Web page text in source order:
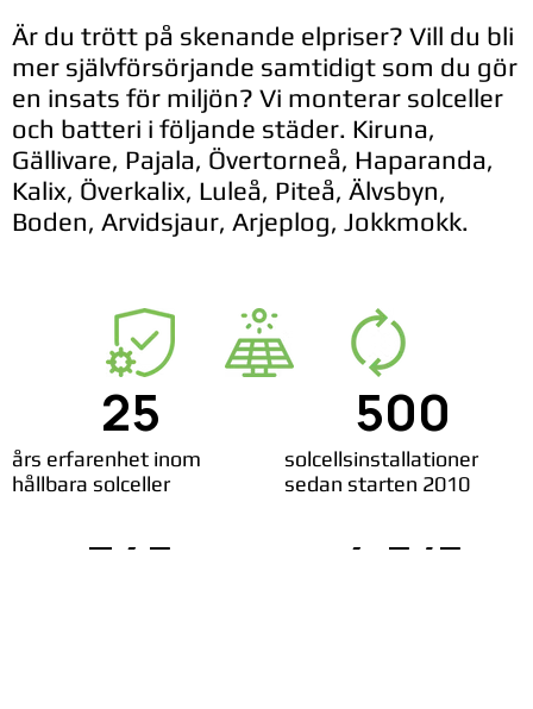
Är du trött på skenande elpriser? Vill du bli
mer självförsörjande samtidigt som du gör
en insats för miljön? Vi monterar solceller
och batteri i följande städer. Kiruna,
Gällivare, Pajala, Övertorneå, Haparanda,
Kalix, Överkalix, Luleå, Piteå, Älvsbyn,
Boden, Arvidsjaur, Arjeplog, Jokkmokk.
25
års erfarenhet inom
hållbara solceller
345
500
solcellsinstallationer
sedan starten 2010
4,5/5